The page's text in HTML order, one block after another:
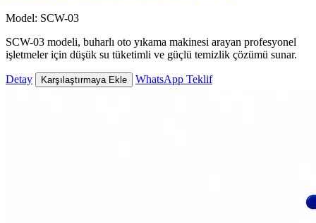
Model: SCW-03
SCW-03 modeli, buharlı oto yıkama makinesi arayan profesyonel
işletmeler için düşük su tüketimli ve güçlü temizlik çözümü sunar.
Detay Karşılaştırmaya Ekle WhatsApp Teklif